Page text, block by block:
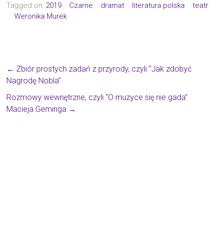
Tagged on: 2019 Czarne dramat literatura polska
teatr
Weronika Murek
← Zbiór prostych zadań z przyrody, czyli “Jak zdobyć
Nagrodę Nobla”
Rozmowy wewnętrzne, czyli “O muzyce się nie gada”
Macieja Geminga →